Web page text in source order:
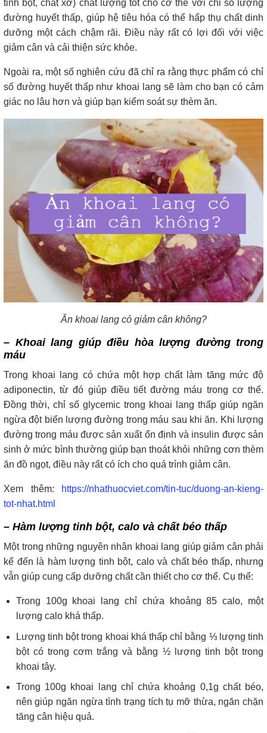
tinh bột, chất xơ) chất lượng tốt cho cơ thể với chỉ số lượng
đường huyết thấp, giúp hệ tiêu hóa có thể hấp thụ chất dinh
dưỡng một cách chậm rãi. Điều này rất có lợi đối với việc
giảm cân và cải thiện sức khỏe.
Ngoài ra, một số nghiên cứu đã chỉ ra rằng thực phẩm có chỉ
số đường huyết thấp như khoai lang sẽ làm cho bạn có cảm
giác no lâu hơn và giúp bạn kiểm soát sự thèm ăn.
Ăn khoai lang có giảm cân không?
– Khoai lang giúp điều hòa lượng đường trong
máu
Trong khoai lang có chứa một hợp chất làm tăng mức độ
adiponectin, từ đó giúp điều tiết đường máu trong cơ thể.
Đồng thời, chỉ số glycemic trong khoai lang thấp giúp ngăn
ngừa đột biến lượng đường trong máu sau khi ăn. Khi lượng
đường trong máu được sản xuất ổn định và insulin được sản
sinh ở mức bình thường giúp bạn thoát khỏi những cơn thèm
ăn đồ ngọt, điều này rất có ích cho quá trình giảm cân.
Xem thêm:
https://nhathuocviet.com/tin-tuc/duong-an-kieng-
tot-nhat.html
– Hàm lượng tinh bột, calo và chất béo thấp
Một trong những nguyên nhân khoai lang giúp giảm cân phải
kể đến là hàm lượng tinh bột, calo và chất béo thấp, nhưng
vẫn giúp cung cấp dưỡng chất cần thiết cho cơ thể. Cụ thể:
Trong 100g khoai lang chỉ chứa khoảng 85 calo, một
lượng calo khá thấp.
Lượng tinh bột trong khoai khá thấp chỉ bằng ⅓ lượng tinh
bột có trong cơm trắng và bằng ½ lượng tinh bột trong
khoai tây.
Trong 100g khoai lang chỉ chứa khoảng 0,1g chất béo,
nên giúp ngăn ngừa tình trạng tích tụ mỡ thừa, ngăn chặn
tăng cân hiệu quả.